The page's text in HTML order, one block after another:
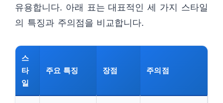
유용합니다. 아래 표는 대표적인 세 가지 스타일
의 특징과 주의점을 비교합니다.
스
타
일
주요 특징 장점 주의점